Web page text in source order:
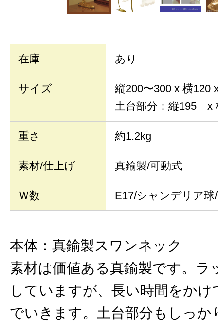
在庫 あり
サイズ
縦200〜300 x 横120
土台部分：縦195 x
重さ 約1.2kg
素材/仕上げ 真鍮製/可動式
Ｗ数 E17/シャンデリア球
本体：真鍮製スワンネック
素材は価値ある真鍮製です。ラ
していますが、長い時間をか
でいきます。土台部分もしっか